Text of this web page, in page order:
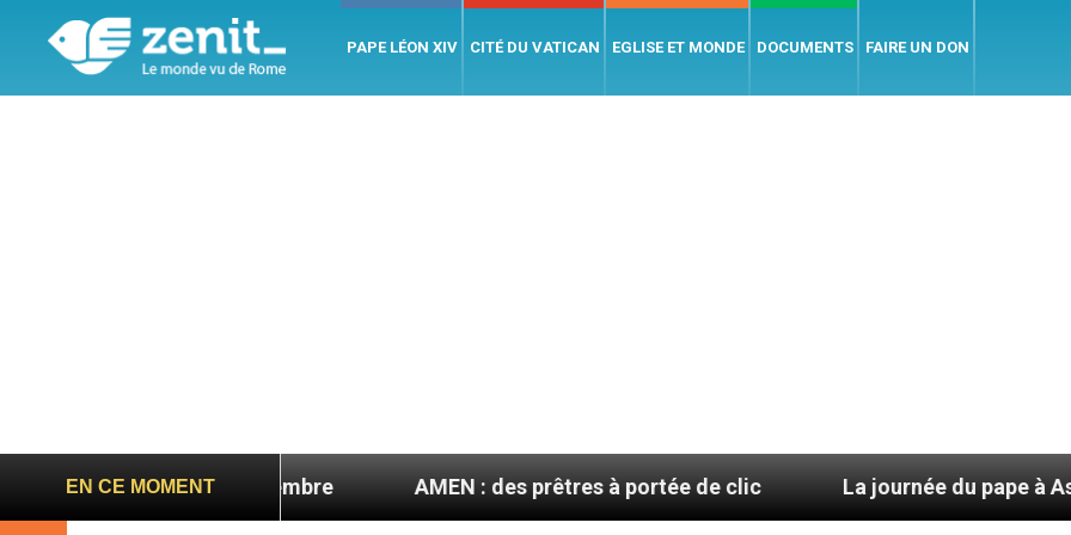
PAPE LÉON XIV CITÉ DU VATICAN EGLISE ET MONDE DOCUMENTS FAIRE UN DON
EN CE MOMENT
visite en septembre AMEN : des prêtres à portée de clic La journée du pape à Assise : «